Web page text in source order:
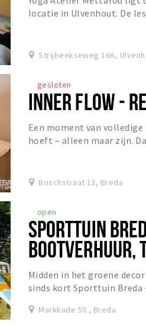
locatie in Ulvenhout. De
Strijbeekseweg 16A,
gesloten
INNER FLOW -
Een moment van
hoeft – alleen maar zijn.
Boschstraat 13, Breda
open
SPORTTUIN
BOOTVERHUUR,
GROEPSLESSEN
Midden in het groene
sinds kort Sporttuin
Markkade 50 , Breda